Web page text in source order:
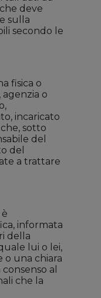
deve
sulla
secondo le
fisica o
o
incaricato
sotto
del
del
a trattare
informata
della
lui o lei,
o una chiara
al
che la